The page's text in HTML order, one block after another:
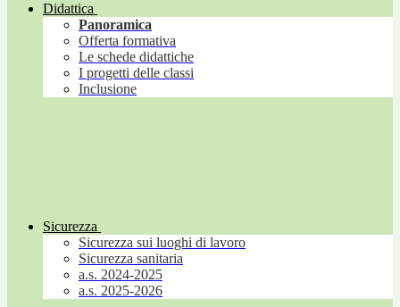
Didattica
Panoramica
Offerta formativa
Le schede didattiche
I progetti delle classi
Inclusione
Sicurezza
Sicurezza sui luoghi di lavoro
Sicurezza sanitaria
a.s. 2024-2025
a.s. 2025-2026